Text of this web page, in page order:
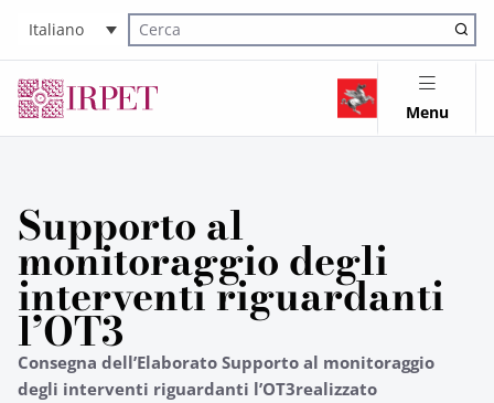
Italiano
Cerca nel sito
Menu
Supporto al
monitoraggio degli
interventi riguardanti
l’OT3
Consegna dell’Elaborato Supporto al monitoraggio
degli interventi riguardanti l’OT3realizzato